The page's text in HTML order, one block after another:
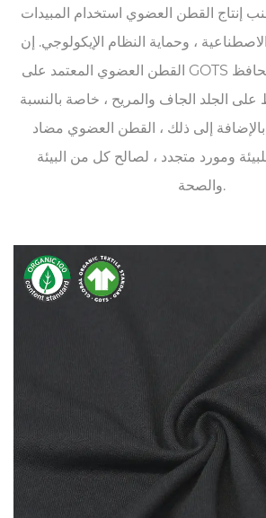
إنتاج القطن العضوي استخدام المبيدات
، وحماية النظام الإيكولوجي. إن
القطن العضوي المعتمد على GOTS لدينا يتنفس للغاية ويحافظ
الجلد الجاف والمريح ، خاصة بالنسبة
إلى ذلك ، القطن العضوي مضاد
ومورد متجدد ، لصالح كل من البيئة
والصحة.